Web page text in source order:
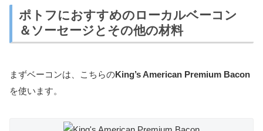
ポトフにおすすめのローカルベーコン
＆ソーセージとその他の材料
まずベーコンは、こちらのKing’s American Premium Bacon
を使います。